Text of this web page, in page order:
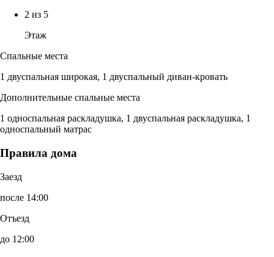
2 из 5
Этаж
Спальные места
1 двуспальная широкая, 1 двуспальный диван-кровать
Дополнительные спальные места
1 односпальная раскладушка, 1 двуспальная раскладушка, 1
односпальный матрас
Правила дома
Заезд
после 14:00
Отъезд
до 12:00